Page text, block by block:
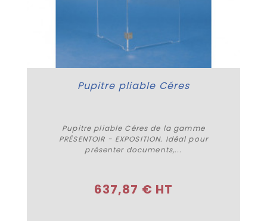
Pupitre pliable Céres
Pupitre pliable Céres de la gamme
PRÉSENTOIR - EXPOSITION. Idéal pour
présenter documents,...
637,87 € HT